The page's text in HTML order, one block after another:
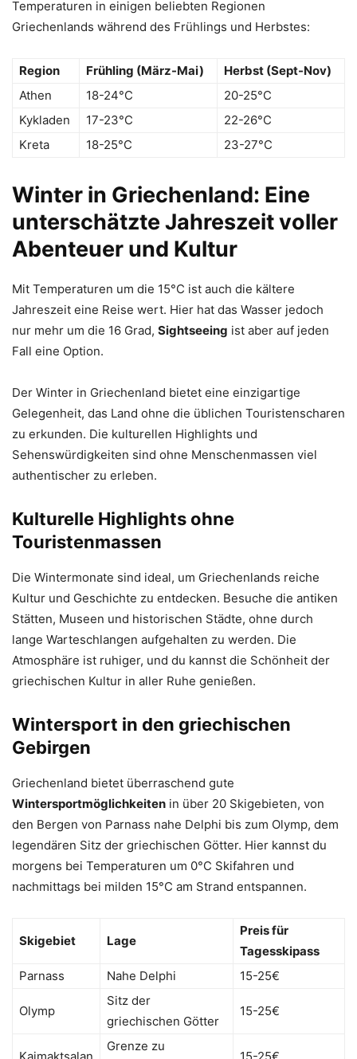
Temperaturen in einigen beliebten Regionen
Griechenlands während des Frühlings und Herbstes:
Region Frühling (März-Mai)
Herbst (Sept-Nov)
Athen
18-24°C
20-25°C
Kykladen
17-23°C
22-26°C
Kreta
18-25°C 23-27°C
Winter in Griechenland: Eine
unterschätzte Jahreszeit voller
Abenteuer und Kultur
Mit Temperaturen um die 15°C ist auch die kältere
Jahreszeit eine Reise wert. Hier hat das Wasser jedoch
nur mehr um die 16 Grad, Sightseeing ist aber auf jeden
Fall eine Option.
Der Winter in Griechenland bietet eine einzigartige
Gelegenheit, das Land ohne die üblichen Touristenscharen
zu erkunden. Die kulturellen Highlights und
Sehenswürdigkeiten sind ohne Menschenmassen viel
authentischer zu erleben.
Kulturelle Highlights ohne
Touristenmassen
Die Wintermonate sind ideal, um Griechenlands reiche
Kultur und Geschichte zu entdecken. Besuche die antiken
Stätten, Museen und historischen Städte, ohne durch
lange Warteschlangen aufgehalten zu werden. Die
Atmosphäre ist ruhiger, und du kannst die Schönheit der
griechischen Kultur in aller Ruhe genießen.
Wintersport in den griechischen
Gebirgen
Griechenland bietet überraschend gute
Wintersportmöglichkeiten in über 20 Skigebieten, von
den Bergen von Parnass nahe Delphi bis zum Olymp, dem
legendären Sitz der griechischen Götter. Hier kannst du
morgens bei Temperaturen um 0°C Skifahren und
nachmittags bei milden 15°C am Strand entspannen.
Skigebiet Lage
Preis für
Tagesskipass
Parnass
Nahe Delphi 15-25€
Olymp
Sitz der
griechischen Götter
15-25€
Grenze zu